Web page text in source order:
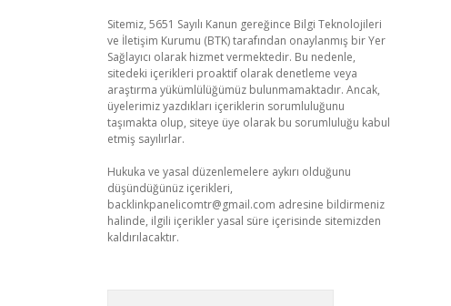
Sitemiz, 5651 Sayılı Kanun gereğince Bilgi Teknolojileri
ve İletişim Kurumu (BTK) tarafından onaylanmış bir Yer
Sağlayıcı olarak hizmet vermektedir. Bu nedenle,
sitedeki içerikleri proaktif olarak denetleme veya
araştırma yükümlülüğümüz bulunmamaktadır. Ancak,
üyelerimiz yazdıkları içeriklerin sorumluluğunu
taşımakta olup, siteye üye olarak bu sorumluluğu kabul
etmiş sayılırlar.
Hukuka ve yasal düzenlemelere aykırı olduğunu
düşündüğünüz içerikleri,
backlinkpanelicomtr@gmail.com adresine bildirmeniz
halinde, ilgili içerikler yasal süre içerisinde sitemizden
kaldırılacaktır.